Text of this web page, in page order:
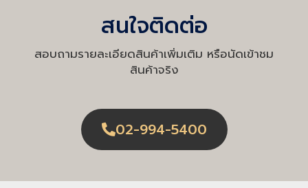
สนใจติดต่อ
สอบถามรายละเอียดสินค้าเพิ่มเติม หรือนัดเข้าชม
สินค้าจริง
02-994-5400